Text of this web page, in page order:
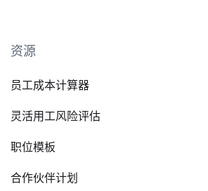
资源
员工成本计算器
灵活用工风险评估
职位模板
合作伙伴计划